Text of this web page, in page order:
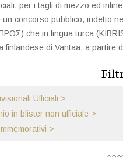
per i tagli di mezzo ed
concorso pubblico, indetto
che in lingua turca
finlandese di Vantaa, a partire
Ufficiali >
in blister non ufficiale >
>